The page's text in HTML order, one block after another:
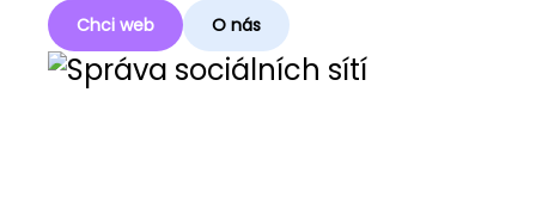
Chci web O nás